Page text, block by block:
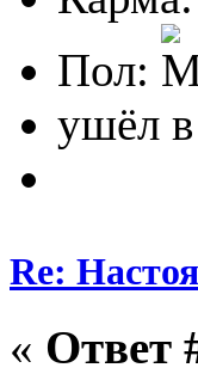
Пол:
ушёл в
Re:
« Ответ